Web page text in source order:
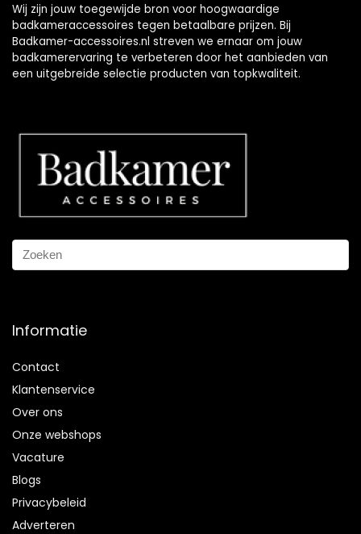
Wij zijn jouw toegewijde bron voor hoogwaardige
badkameraccessoires tegen betaalbare prijzen. Bij
Badkamer-accessoires.nl streven we ernaar om jouw
badkamerervaring te verbeteren door het aanbieden van
een uitgebreide selectie producten van topkwaliteit.
Informatie
Contact
Klantenservice
Over ons
Onze webshops
Vacature
Blogs
Privacybeleid
Adverteren